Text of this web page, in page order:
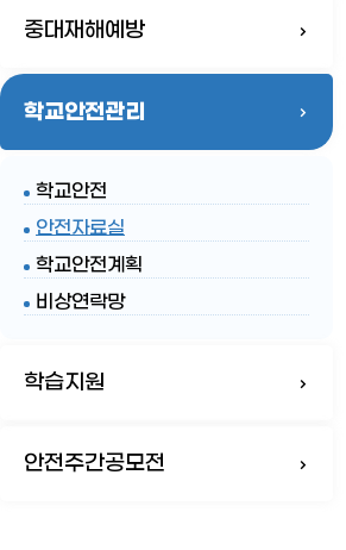
중대재해예방
학교안전관리
학교안전
안전자료실
학교안전계획
비상연락망
학습지원
안전주간공모전